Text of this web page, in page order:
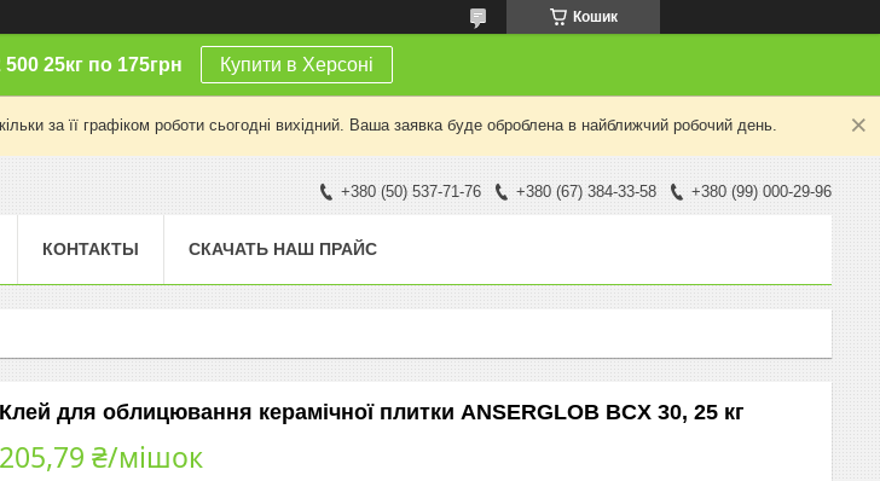
Кошик
25кг по 175грн Купити в Херсоні
за її графіком роботи сьогодні вихідний. Ваша заявка буде оброблена в найближчий робочий день.
+380 (50) 537-71-76 +380 (67) 384-33-58 +380 (99) 000-29-96
КОНТАКТЫ СКАЧАТЬ НАШ ПРАЙС
Клей для облицювання керамічної плитки ANSERGLOB BCX 30, 25 кг
205,79 ₴/мішок